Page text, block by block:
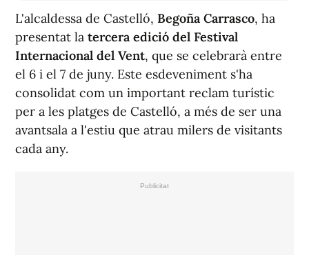
L'alcaldessa de Castelló, Begoña Carrasco, ha
presentat la tercera edició del Festival
Internacional del Vent, que se celebrarà entre
el 6 i el 7 de juny. Este esdeveniment s'ha
consolidat com un important reclam turístic
per a les platges de Castelló, a més de ser una
avantsala a l'estiu que atrau milers de visitants
cada any.